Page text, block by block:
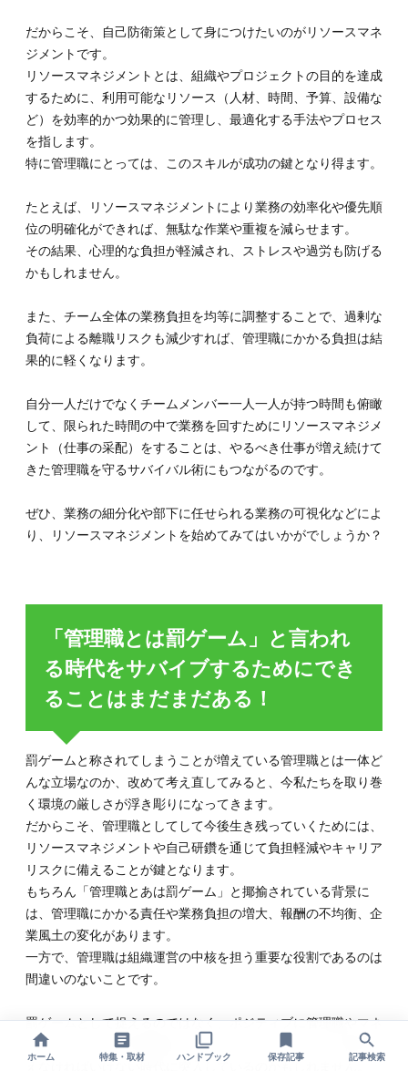
だからこそ、自己防衛策として身につけたいのがリソースマネ
ジメントです。
リソースマネジメントとは、組織やプロジェクトの目的を達成
するために、利用可能なリソース（人材、時間、予算、設備な
ど）を効率的かつ効果的に管理し、最適化する手法やプロセス
を指します。
特に管理職にとっては、このスキルが成功の鍵となり得ます。
たとえば、リソースマネジメントにより業務の効率化や優先順
位の明確化ができれば、無駄な作業や重複を減らせます。
その結果、心理的な負担が軽減され、ストレスや過労も防げる
かもしれません。
また、チーム全体の業務負担を均等に調整することで、過剰な
負荷による離職リスクも減少すれば、管理職にかかる負担は結
果的に軽くなります。
自分一人だけでなくチームメンバー一人一人が持つ時間も俯瞰
して、限られた時間の中で業務を回すためにリソースマネジメ
ント（仕事の采配）をすることは、やるべき仕事が増え続けて
きた管理職を守るサバイバル術にもつながるのです。
ぜひ、業務の細分化や部下に任せられる業務の可視化などによ
り、リソースマネジメントを始めてみてはいかがでしょうか？
「管理職とは罰ゲーム」と言われ
る時代をサバイブするためにでき
ることはまだまだある！
罰ゲームと称されてしまうことが増えている管理職とは一体ど
んな立場なのか、改めて考え直してみると、今私たちを取り巻
く環境の厳しさが浮き彫りになってきます。
だからこそ、管理職としてして今後生き残っていくためには、
リソースマネジメントや自己研鑽を通じて負担軽減やキャリア
リスクに備えることが鍵となります。
もちろん「管理職とあは罰ゲーム」と揶揄されている背景に
は、管理職にかかる責任や業務負担の増大、報酬の不均衡、企
業風土の変化があります。
一方で、管理職は組織運営の中核を担う重要な役割であるのは
間違いのないことです。
罰ゲームとして捉えるのではなく、ポジティブに管理職やマネ
ージャーのあり方を模索するためにも、新たなリーダー像を考
えなければいけない時代に突入しているのかもしれません。
ホーム 特集・取材 ハンドブック 保存記事 記事検索